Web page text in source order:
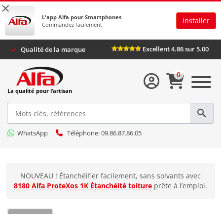
×
L'app Alfa pour Smartphones
Commandez facilement
Installer
Qualité de la marque Excellent 4.86 sur 5.00
La qualité pour l’artisan
WhatsApp Téléphone: 09.86.87.86.05
0
NOUVEAU ! Étanchéifier facilement, sans solvants avec
8180 Alfa ProteXos 1K Étanchéité toiture prête à l’emploi.